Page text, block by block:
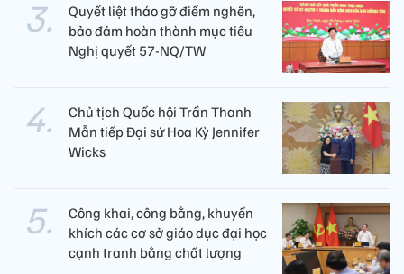
Quyết liệt tháo gỡ điểm nghẽn,
bảo đảm hoàn thành mục tiêu
Nghị quyết 57-NQ/TW
Chủ tịch Quốc hội Trần Thanh
Mẫn tiếp Đại sứ Hoa Kỳ Jennifer
Wicks
Công khai, công bằng, khuyến
khích các cơ sở giáo dục đại học
cạnh tranh bằng chất lượng​